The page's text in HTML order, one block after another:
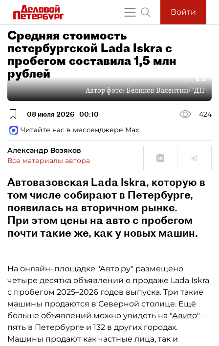
Войти
Средняя стоимость
петербургской Lada Iskra с
пробегом составила 1,5 млн
рублей
Автор фото:Беликов Валентин/ "ДП"
08 июля 2026 00:10
424
Читайте нас в мессенджере Max
Александр Возяков
Все материалы автора
Автовазовская Lada Iskra, которую в
том числе собирают в Петербурге,
появилась на вторичном рынке.
При этом цены на авто с пробегом
почти такие же, как у новых машин.
На онлайн–площадке "Авто.ру" размещено
четыре десятка объявлений о продаже Lada Iskra
с пробегом 2025–2026 годов выпуска. Три такие
машины продаются в Северной столице. Ещё
больше объявлений можно увидеть на "Авито" —
пять в Петербурге и 132 в других городах.
Машины продают как частные лица, так и